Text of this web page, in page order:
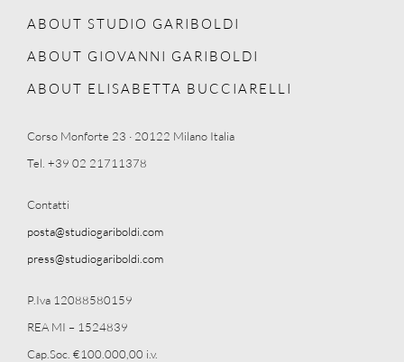
ABOUT STUDIO GARIBOLDI
ABOUT GIOVANNI GARIBOLDI
ABOUT ELISABETTA BUCCIARELLI
Corso Monforte 23 · 20122 Milano Italia
Tel. +39 02 21711378
Contatti
posta@studiogariboldi.com
press@studiogariboldi.com
P.Iva 12088580159
REA MI – 1524839
Cap.Soc. €100.000,00 i.v.